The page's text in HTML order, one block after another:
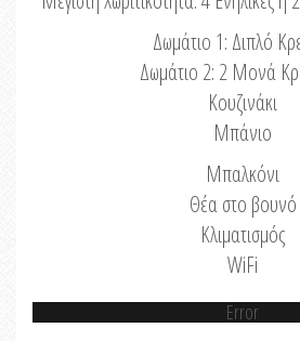
Δωμάτιο 1: Διπλό
Δωμάτιο 2: 2 Μονά
Κουζινάκι
Μπάνιο
Μπαλκόνι
Θέα στο βουνό
Κλιματισμός
WiFi
Error